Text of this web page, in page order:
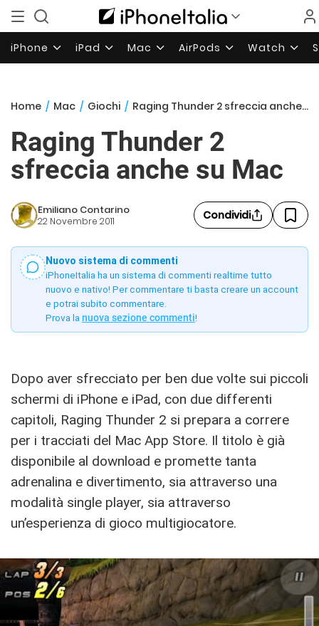
iPhone iPad Mac AirPods Watch
Home / Mac / Giochi / Raging Thunder 2 sfreccia anche su Mac
Raging Thunder 2
sfreccia anche su Mac
Emiliano Contarino
22 Novembre 2011 Condividi
Nuovo sistema di commenti
iPhoneItalia ha un sistema di commenti realtime tutto
nuovo e nativo! Per commentare ti basta creare un account
e potrai subito commentare.
Prova la nuova sezione commenti!
Dopo aver sfrecciato per ben due volte sui piccoli
schermi di iPhone e iPad, con due differenti
capitoli, Raging Thunder 2 si prepara a correre
per i tracciati del Mac App Store. Il titolo è già
disponibile al download e promette tanta
adrenalina e divertimento, sia attraverso una
modalità single player, sia attraverso
un’esperienza di gioco multigiocatore.